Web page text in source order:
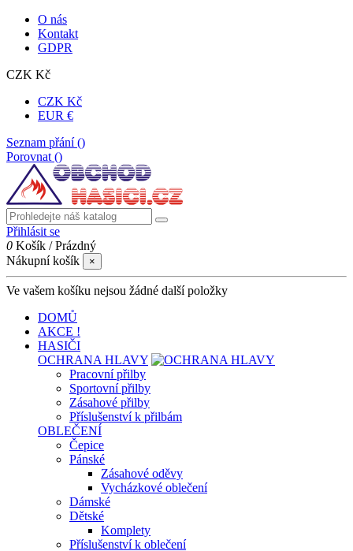
O nás
Kontakt
GDPR
CZK Kč
CZK Kč
EUR €
Seznam přání ()
Porovnat ()
Přihlásit se
0 Košík /Prázdný
Nákupní košík
×
Ve vašem košíku nejsou žádné další položky
DOMŮ
AKCE !
HASIČI
OCHRANA HLAVY
Pracovní přilby
Sportovní přilby
Zásahové přilby
Příslušenství k přilbám
OBLEČENÍ
Čepice
Pánské
Zásahové oděvy
Vycházkové oblečení
Dámské
Dětské
Komplety
Příslušenství k oblečení